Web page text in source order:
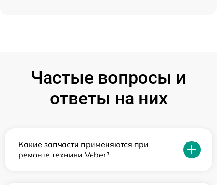
Частые вопросы и
ответы на них
Какие запчасти применяются при
ремонте техники Veber?